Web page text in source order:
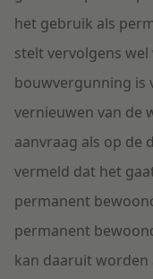
het gebruik als
stelt vervolgens wel
bouwvergunning is
vernieuwen van de
aanvraag als op de
vermeld dat het
permanent
permanent
kan daaruit